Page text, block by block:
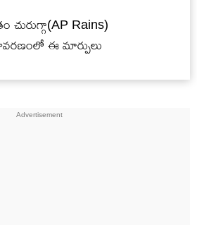
చురుగ్గా(AP Rains)
ఈ మార్పులు